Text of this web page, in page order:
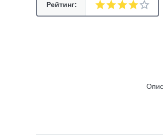
Рейтинг: